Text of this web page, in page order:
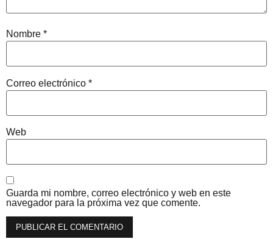
Nombre *
Correo electrónico *
Web
Guarda mi nombre, correo electrónico y web en este
navegador para la próxima vez que comente.